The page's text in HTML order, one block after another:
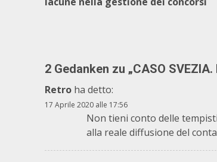
2 Gedanken zu „CASO SVEZIA.
Retro ha detto:
17 Aprile 2020 alle 17:56
Non tieni conto delle
alla reale diffusione del